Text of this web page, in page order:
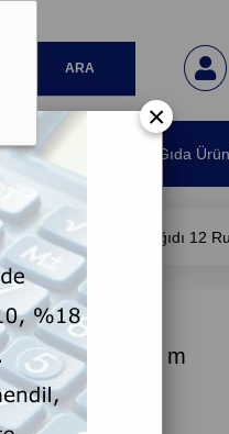
ve Hava
Gıda
Mini Jumbo Tuvalet Kağıdı 12
12 Rulo 62 m
×